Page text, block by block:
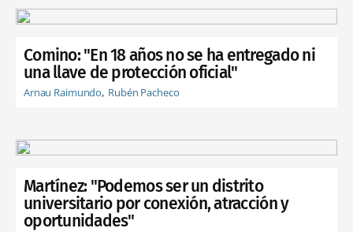
Comino: "En 18 años no se ha entregado ni
una llave de protección oficial"
Arnau Raimundo Rubén Pacheco
Martínez: "Podemos ser un distrito
universitario por conexión, atracción y
oportunidades"